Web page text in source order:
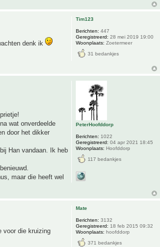
denk ik
Tim123
Berichten: 447
Geregistreerd: 28 mei 2019 19:00
Woonplaats: Zoetermeer
31 bedankjes
wat onverdeelde
door het dikker
Han vandaan. Ik heb
maar die heeft wel
PeterHoofddorp
Berichten: 1022
Geregistreerd: 04 apr 2021 18:45
Woonplaats: Hoofddorp
117 bedankjes
voor die kruizing
Mate
Berichten: 3132
Geregistreerd: 18 feb 2015 09:32
Woonplaats: hoofddorp
371 bedankjes